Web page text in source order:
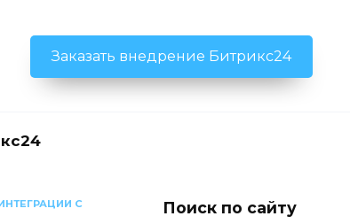
Заказать внедрение Битрикс24
С
Поиск по сайту